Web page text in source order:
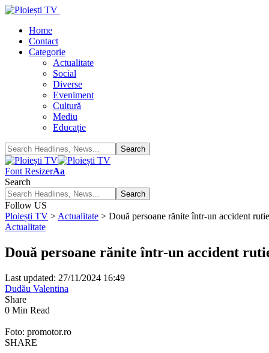
Home
Contact
Categorie
Actualitate
Social
Diverse
Eveniment
Cultură
Mediu
Educație
Font ResizerAa
Search
Follow US
Ploiești TV > Actualitate > Două persoane rănite într-un accident
Actualitate
Două persoane rănite într-un accident
Last updated: 27/11/2024 16:49
Dudău Valentina
Share
0 Min Read
Foto: promotor.ro
SHARE